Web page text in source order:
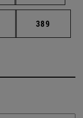
Páginas intermedias
Página
389